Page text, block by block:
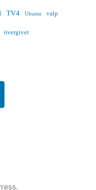
TV4 Ubuntu valp
övergivet